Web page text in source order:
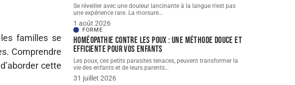
familles se
Comprendre
cette
Se réveiller avec une douleur lancinante à la langue n'est pas
une expérience rare. La morsure…
1 août 2026
FORME
Homéopathie contre les poux : une méthode douce et
efficiente pour vos enfants
Les poux, ces petits parasites tenaces, peuvent transformer la
vie des enfants et de leurs parents…
31 juillet 2026